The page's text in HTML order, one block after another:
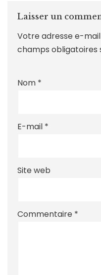
Laisser un
Votre adresse e-
champs obligatoires
Nom *
E-mail *
Site web
Commentaire *